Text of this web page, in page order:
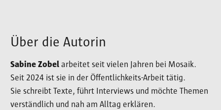
Über die Autorin
Sabine Zobel arbeitet seit vielen Jahren bei Mosaik.
Seit 2024 ist sie in der Öffentlichkeits-Arbeit tätig.
Sie schreibt Texte, führt Interviews und möchte Themen
verständlich und nah am Alltag erklären.